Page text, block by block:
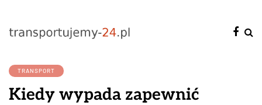
TRANSPORT
Kiedy wypada zapewnić